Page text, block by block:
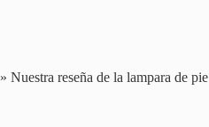
»Nuestra reseña de la lampara de pie